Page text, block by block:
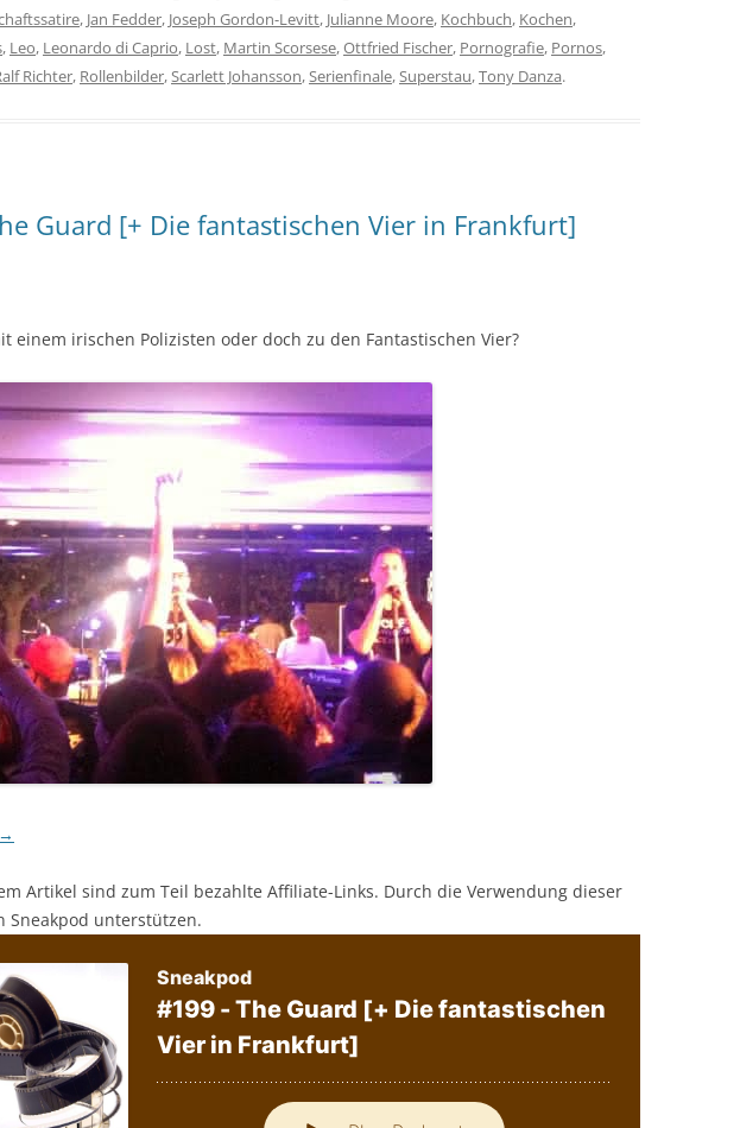
, Jan Fedder, Joseph Gordon-Levitt, Julianne Moore, Kochbuch, Kochen,
, Leo, Leonardo di Caprio, Lost, Martin Scorsese,Ottfried Fischer, Pornografie, Pornos,
Richter, Rollenbilder,Scarlett Johansson,Serienfinale,Superstau,Tony Danza.
Guard [+ Die fantastischen Vier in Frankfurt]
einem irischen Polizisten oder doch zu den Fantastischen Vier?
→
Artikel sind zum Teil bezahlte Affiliate-Links. Durch die Verwendung dieser
Sneakpod unterstützen.